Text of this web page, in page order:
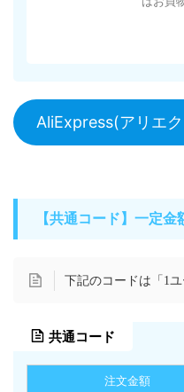
AliExpress(アリエ
【共通コード】一定
下記のコードは「1
共通コード
注文金額